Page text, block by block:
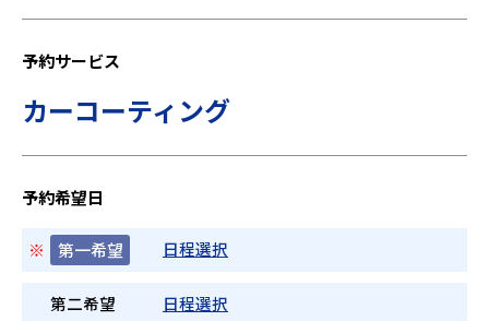
予約サービス
カーコーティング
予約希望日
※ 第一希望 日程選択
第二希望 日程選択